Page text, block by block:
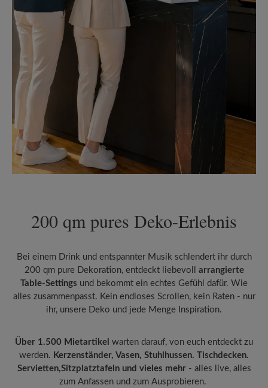
200 qm pures Deko-Erlebnis
Bei einem Drink und entspannter Musik schlendert ihr durch
200 qm pure Dekoration, entdeckt liebevoll arrangierte
Table-Settings und bekommt ein echtes Gefühl dafür. Wie
alles zusammenpasst. Kein endloses Scrollen, kein Raten - nur
ihr, unsere Deko und jede Menge Inspiration.
Über 1.500 Mietartikel warten darauf, von euch entdeckt zu
werden. Kerzenständer, Vasen, Stuhlhussen. Tischdecken.
Servietten,Sitzplatztafeln und vieles mehr- alles live, alles
zum Anfassen und zum Ausprobieren.